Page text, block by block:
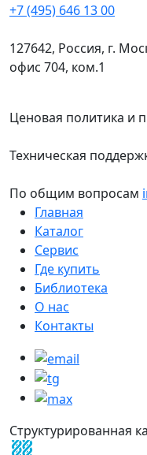
+7 (495) 646 13 00
127642, Россия, г.
офис 704, ком.1
Ценовая политика и
Техническая
По общим вопросам
Главная
Каталог
Сервис
Где купить
Библиотека
О нас
Контакты
Структурированная